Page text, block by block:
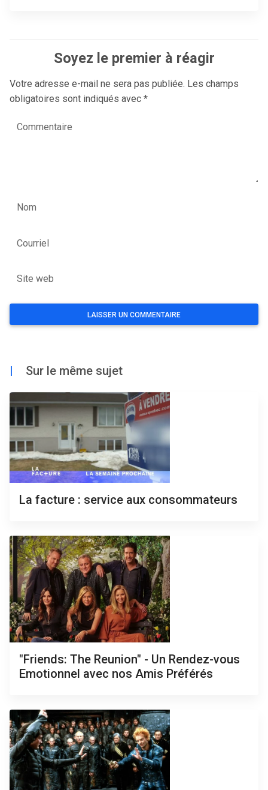
Soyez le premier à réagir
Votre adresse e-mail ne sera pas publiée. Les champs
obligatoires sont indiqués avec *
Commentaire
Nom
Courriel
Site web
| Sur le même sujet
La facture : service aux consommateurs
"Friends: The Reunion" - Un Rendez-vous
Emotionnel avec nos Amis Préférés